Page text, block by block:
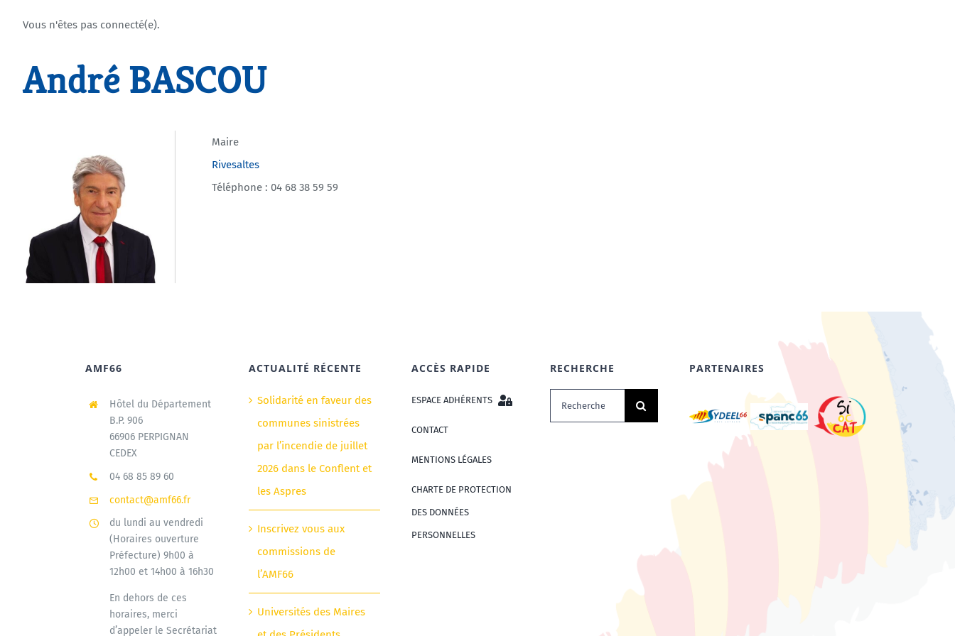
Vous n'êtes pas connecté(e).
André BASCOU
Maire
Rivesaltes
Téléphone : 04 68 38 59 59
AMF66
Hôtel du Département
B.P. 906
66906 PERPIGNAN
CEDEX
04 68 85 89 60
contact@amf66.fr
du lundi au vendredi
(Horaires ouverture
Préfecture) 9h00 à
12h00 et 14h00 à 16h30
En dehors de ces
horaires, merci
d’appeler le Secrétariat
ACTUALITÉ RÉCENTE
Solidarité en faveur des
communes sinistrées
par l’incendie de juillet
2026 dans le Conflent et
les Aspres
Inscrivez vous aux
commissions de
l’AMF66
Universités des Maires
ACCÈS RAPIDE
ESPACE ADHÉRENTS
CONTACT
MENTIONS LÉGALES
CHARTE DE PROTECTION
DES DONNÉES
PERSONNELLES
RECHERCHE
Rechercher:
PARTENAIRES